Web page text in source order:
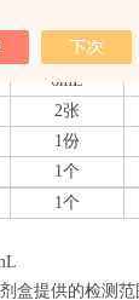
6mL
6mL
2张
1份
1个
1个
盒提供的检测